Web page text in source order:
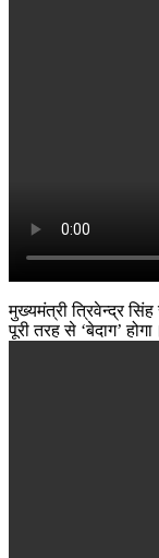
मुख्यमंत्री त्रिवेन्द्र
पूरी तरह से ‘बेदाग’ होगा।